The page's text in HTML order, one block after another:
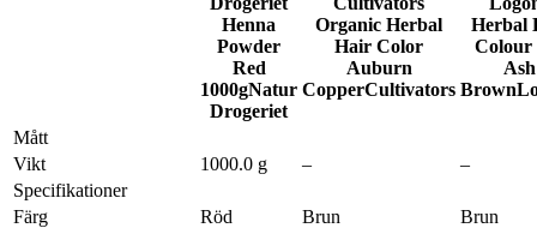
Henna
Powder
Red
1000gNatur
Drogeriet
Organic Herbal
Hair Color
Auburn
CopperCultivators
Herbal
Colour
Ash
Brown
Mått
Vikt
1000.0 g –
–
Specifikationer
Färg
Röd Brun
Brun